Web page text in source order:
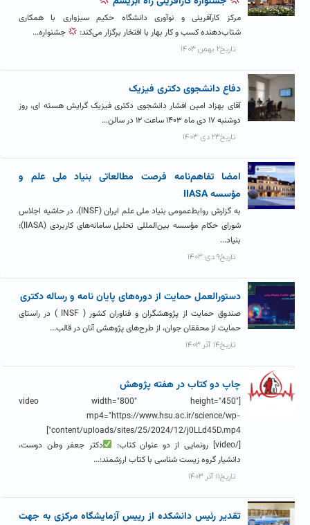
مرکز کارآفرینی و نوآوری دانشگاه حکیم سبزواری با همکاری
شتاب‌دهنده کسب و کار بهار با افتخار برگزار می‌کند:
جشنواره...
تاریخ۲ بهمن ۱۴۰۳
دفاع دانشجوی دکتری فیزیک
آقای بهزاد امین افشار دانشجوی دکتری فیزیک گرایش هسته ای، روز
دوشنبه ۱۷ دی ماه ۱۴۰۳ ساعت ۱۲ در سالن...
تاریخ۲۳ دی ۱۴۰۳
امضا تفاهم‌نامه فرصت مطالعاتی بنیاد ملی علم و
مؤسسه IIASA
به گزارش روابط‌عمومی بنیاد ملی علم ایران (INSF)، در حاشیه اجلاس
شورای حکام مؤسسه بین‌المللی تحلیل سامانه‌های کاربردی (IIASA)؛
بنیاد...
تاریخ۹ دی ۱۴۰۳
دستورالعمل حمایت از دوره‌های پایان نامه و رساله دکتری
صندوق حمایت از پژوهشگران و فناوران کشور ( INSF ) در راستای
حمایت از محققان جوان، از طرح‌های پژوهشی آنان در قالب...
تاریخ۱۴ آذر ۱۴۰۳
چاپ دو کتاب در هفته پژوهش
[video width="800" height="450"
mp4="https://www.hsu.ac.ir/science/wp-
content/uploads/sites/25/2024/12/j0LLd45D.mp4"]
[/video] رونمایی از دو عنوان کتاب:
دکتر جعفر وطن دوست،
دانشیار گروه زیست شناسی با کتاب ارزشمند:...
تاریخ۱۱ آذر ۱۴۰۳
تقدیر رئیس دانشکده از رییس آزمایشگاه مرکزی به جهت